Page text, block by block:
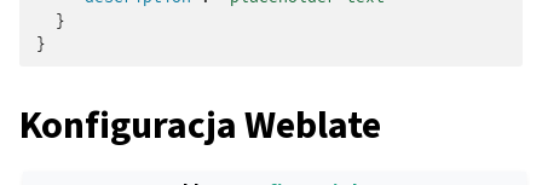
}
}
Konfiguracja Weblate